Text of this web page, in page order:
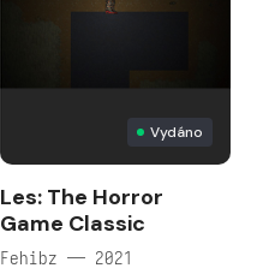
Vydáno
Les: The Horror
Game Classic
Fehibz — 2021